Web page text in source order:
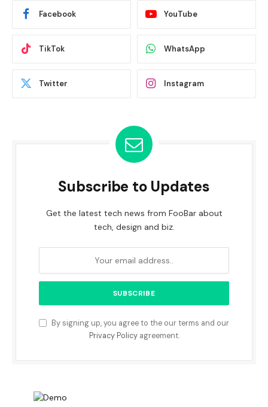
Facebook YouTube
TikTok WhatsApp
Twitter Instagram
Subscribe to Updates
Get the latest tech news from FooBar about
tech, design and biz.
By signing up, you agree to the our terms and our
Privacy Policyagreement.